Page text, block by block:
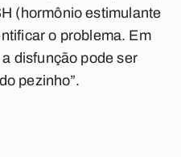
(hormônio estimulante
o problema. Em
disfunção pode ser
pezinho”.